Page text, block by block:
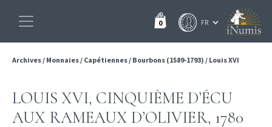
0
Archives/ Monnaies/ Capétiennes/ Bourbons (1589-1793) / Louis XVI
LOUIS XVI, CINQUIÈME D’ÉCU
AUX RAMEAUX D’OLIVIER, 1780